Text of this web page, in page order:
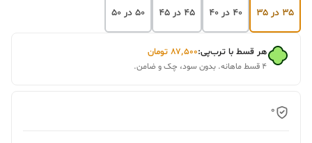
۳۵ در ۳۵ ۴۰ در ۴۰ ۴۵ در ۴۵ ۵۰ در ۵۰
هر قسط با ترب‌پی:۸۷٬۵۰۰ تومان
۴ قسط ماهانه. بدون سود، چک و ضامن.
0